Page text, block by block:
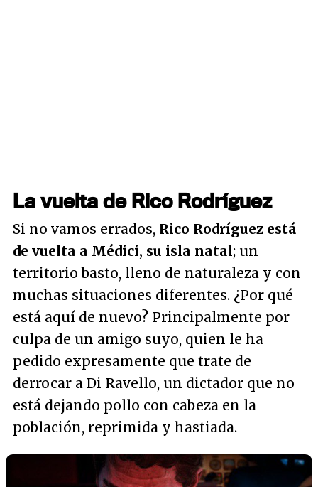
La vuelta de Rico Rodríguez
Si no vamos errados, Rico Rodríguez está
de vuelta a Médici, su isla natal; un
territorio basto, lleno de naturaleza y con
muchas situaciones diferentes. ¿Por qué
está aquí de nuevo? Principalmente por
culpa de un amigo suyo, quien le ha
pedido expresamente que trate de
derrocar a Di Ravello, un dictador que no
está dejando pollo con cabeza en la
población, reprimida y hastiada.